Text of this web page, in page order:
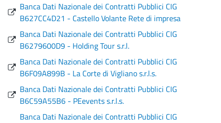
Banca Dati Nazionale dei Contratti Pubblici CIG
B627CC4D21 - Castello Volante Rete di impresa
Banca Dati Nazionale dei Contratti Pubblici CIG
B6279600D9 - Holding Tour s.r.l.
Banca Dati Nazionale dei Contratti Pubblici CIG
B6F09A899B - La Corte di Vigliano s.r.l.s.
Banca Dati Nazionale dei Contratti Pubblici CIG
B6C59A55B6 - PEevents s.r.l.s.
Banca Dati Nazionale dei Contratti Pubblici CIG